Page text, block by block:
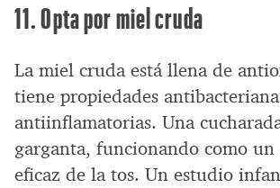
11. Opta por miel cruda
La miel cruda está llena de
tiene propiedades
antiinflamatorias. Una
garganta, funcionando como un
eficaz de la tos. Un estudio